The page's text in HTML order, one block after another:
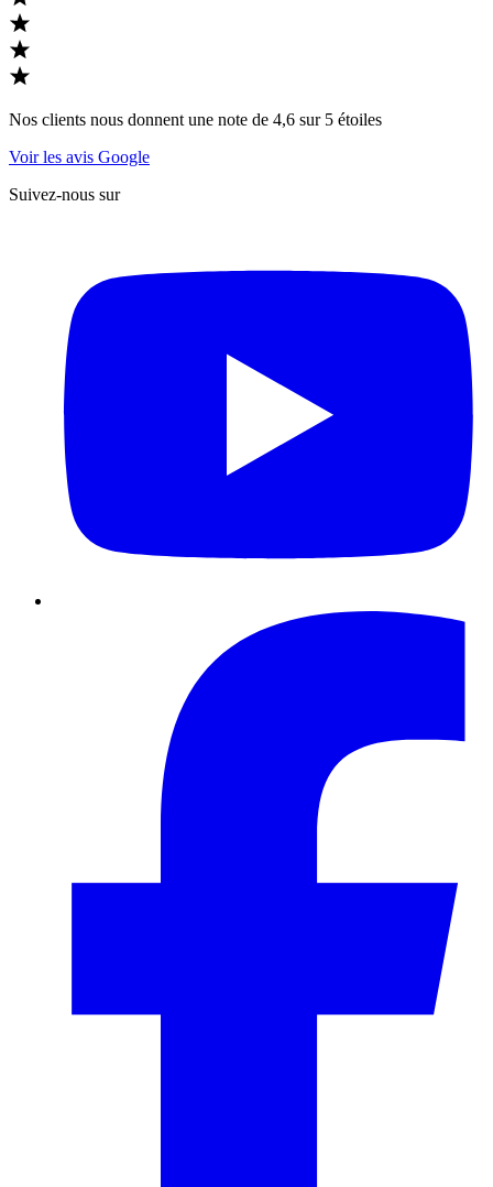
Nos clients nous donnent une note de 4,6 sur 5 étoiles
Voir les avis Google
Suivez-nous sur